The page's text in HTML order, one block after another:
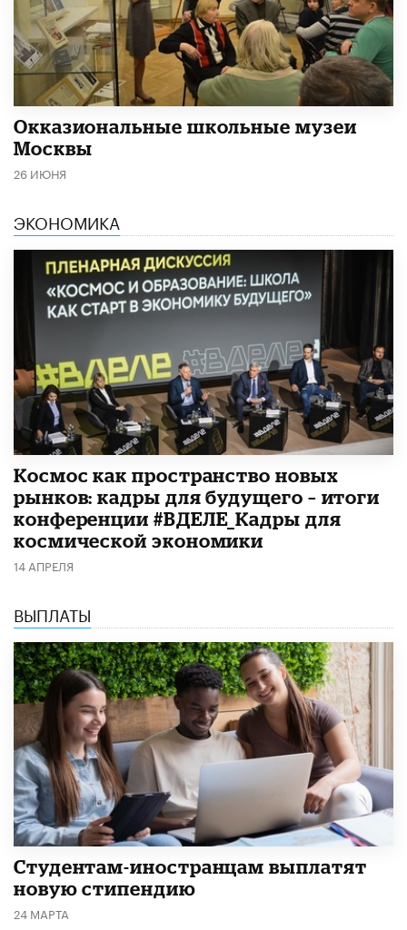
​Окказиональные школьные музеи
Москвы
26 ИЮНЯ
ЭКОНОМИКА
Космос как пространство новых
рынков: кадры для будущего – итоги
конференции #ВДЕЛЕ_Кадры для
космической экономики
14 АПРЕЛЯ
ВЫПЛАТЫ
Студентам-иностранцам выплатят
новую стипендию
24 МАРТА